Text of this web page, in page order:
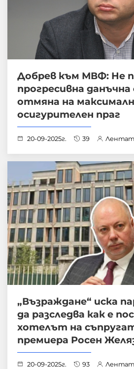
Добрев към МВФ: Не
прогресивна
отмяна на
осигурителен праг
20-09-2025г. 39
„Възраждане“ иска
да разследва как е
хотелът на
премиера Росен
20-09-2025г. 93